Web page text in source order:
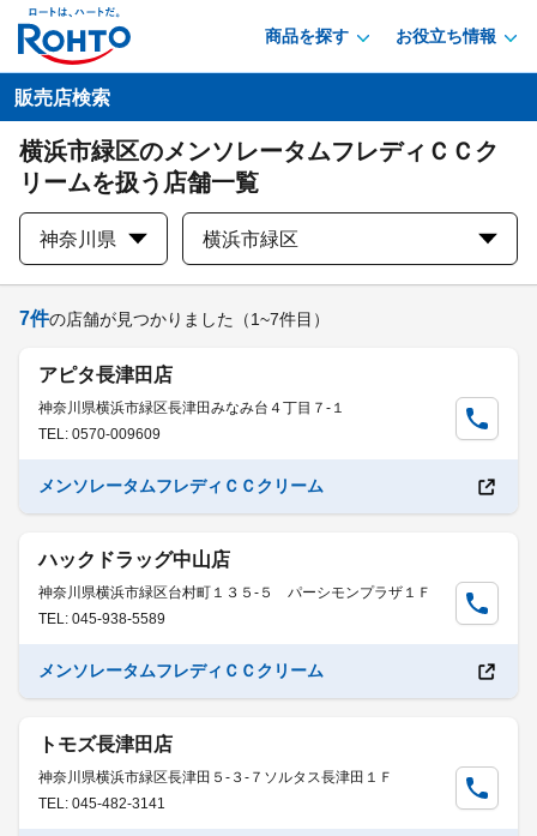
商品を探す お役立ち情報
販売店検索
横浜市緑区のメンソレータムフレディＣＣク
リームを扱う店舗一覧
神奈川県 横浜市緑区
7件の店舗が見つかりました （1~7件目）
アピタ長津田店
神奈川県横浜市緑区長津田みなみ台４丁目７-１
TEL: 0570-009609
メンソレータムフレディＣＣクリーム
ハックドラッグ中山店
神奈川県横浜市緑区台村町１３５-５ パーシモンプラザ１Ｆ
TEL: 045-938-5589
メンソレータムフレディＣＣクリーム
トモズ長津田店
神奈川県横浜市緑区長津田５-３-７ソルタス長津田１Ｆ
TEL: 045-482-3141